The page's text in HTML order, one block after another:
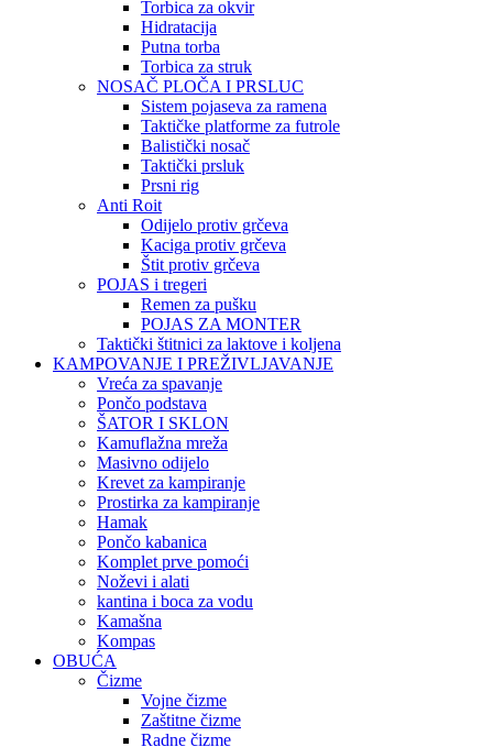
Torbica za okvir
Hidratacija
Putna torba
Torbica za struk
NOSAČ PLOČA I PRSLUC
Sistem pojaseva za ramena
Taktičke platforme za futrole
Balistički nosač
Taktički prsluk
Prsni rig
Anti Roit
Odijelo protiv grčeva
Kaciga protiv grčeva
Štit protiv grčeva
POJAS i tregeri
Remen za pušku
POJAS ZA MONTER
Taktički štitnici za laktove i koljena
KAMPOVANJE I PREŽIVLJAVANJE
Vreća za spavanje
Pončo podstava
ŠATOR I SKLON
Kamuflažna mreža
Masivno odijelo
Krevet za kampiranje
Prostirka za kampiranje
Hamak
Pončo kabanica
Komplet prve pomoći
Noževi i alati
kantina i boca za vodu
Kamašna
Kompas
OBUĆA
Čizme
Vojne čizme
Zaštitne čizme
Radne čizme